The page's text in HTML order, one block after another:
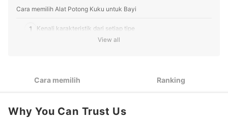
Cara memilih Alat Potong Kuku untuk Bayi
1 Kenali karakteristik dari setiap tipe
Peringkat Alat Potong Kuku untuk Bayi Terbaik
Baca juga rekomendasi produk perlengkapan bayi lainnya di sini
View all
Cara memilih Ranking
Why You Can Trust Us